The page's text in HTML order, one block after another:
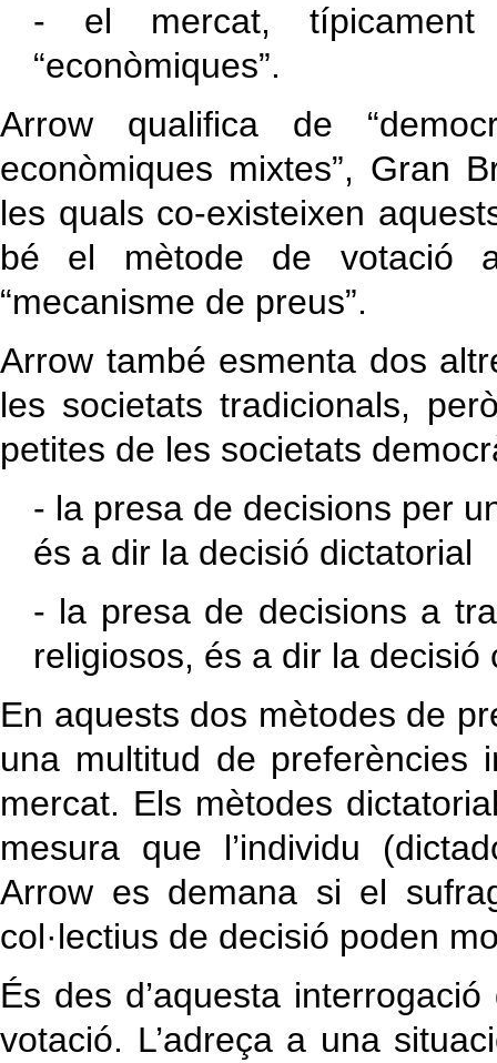
- el mercat, típicament
“econòmiques”.
Arrow qualifica de
econòmiques mixtes”, Gran
les quals co-existeixen
bé el mètode de votació
“mecanisme de preus”.
Arrow també esmenta dos
les societats tradicionals,
petites de les societats
- la presa de decisions per
és a dir la decisió dictatorial
- la presa de decisions a
religiosos, és a dir la decisió
En aquests dos mètodes de
una multitud de
mercat. Els mètodes
mesura que l’individu
Arrow es demana si el
col·lectius de decisió poden
És des d’aquesta
votació. L’adreça a una